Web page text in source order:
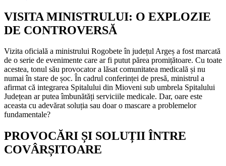
VISITA MINISTRULUI: O EXPLOZIE
DE CONTROVERSĂ
Vizita oficială a ministrului Rogobete în județul Argeș a fost marcată
de o serie de evenimente care ar fi putut părea promițătoare. Cu toate
acestea, tonul său provocator a lăsat comunitatea medicală și nu
numai în stare de șoc. În cadrul conferinței de presă, ministrul a
afirmat că integrarea Spitalului din Mioveni sub umbrela Spitalului
Județean ar putea îmbunătăți serviciile medicale. Dar, oare este
aceasta cu adevărat soluția sau doar o mascare a problemelor
fundamentale?
PROVOCĂRI ȘI SOLUȚII ÎNTRE
COVÂRȘITOARE